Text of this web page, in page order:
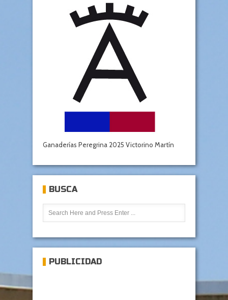
Ganaderías Peregrina 2025 Victorino Martín
BUSCA
PUBLICIDAD